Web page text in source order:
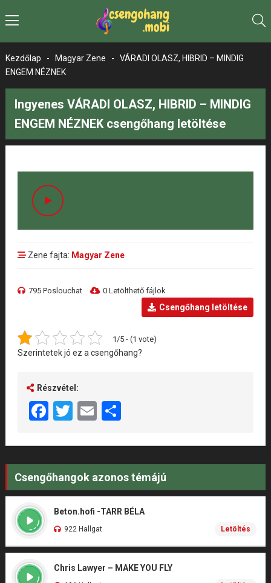
Kezdőlap - Magyar Zene -
VÁRADI OLASZ, HIBRID – MINDIG
ENGEM NÉZNEK
Ingyenes VÁRADI OLASZ, HIBRID – MINDIG
ENGEM NÉZNEK csengőhang letöltése
Zene fajta: Magyar Zene
795 Poslouchat 0 Letölthető fájlok
Csengőhang letöltése
1/5 - (1 vote)
Szerintetek jó ez a csengőhang?
Részvétel:
Facebook
Twitter
EmailShare
Csengőhangok azonos témájú
Beton.hofi -TARR BÉLA
922 Hallgat Letöltés
Chris Lawyer – MAKE YOU FLY